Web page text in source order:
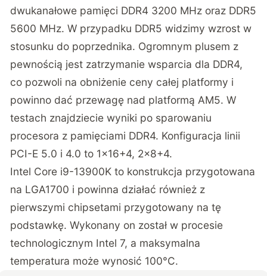
dwukanałowe pamięci DDR4 3200 MHz oraz DDR5
5600 MHz. W przypadku DDR5 widzimy wzrost w
stosunku do poprzednika. Ogromnym plusem z
pewnością jest zatrzymanie wsparcia dla DDR4,
co pozwoli na obniżenie ceny całej platformy i
powinno dać przewagę nad platformą AM5. W
testach znajdziecie wyniki po sparowaniu
procesora z pamięciami DDR4. Konfiguracja linii
PCI-E 5.0 i 4.0 to 1×16+4, 2×8+4.
Intel Core i9-13900K to konstrukcja przygotowana
na LGA1700 i powinna działać również z
pierwszymi chipsetami przygotowany na tę
podstawkę. Wykonany on został w procesie
technologicznym Intel 7, a maksymalna
temperatura może wynosić 100°C.